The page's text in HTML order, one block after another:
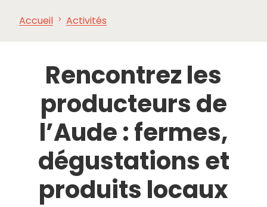
Accueil Activités
Rencontrez les
producteurs de
l’Aude : fermes,
dégustations et
produits locaux